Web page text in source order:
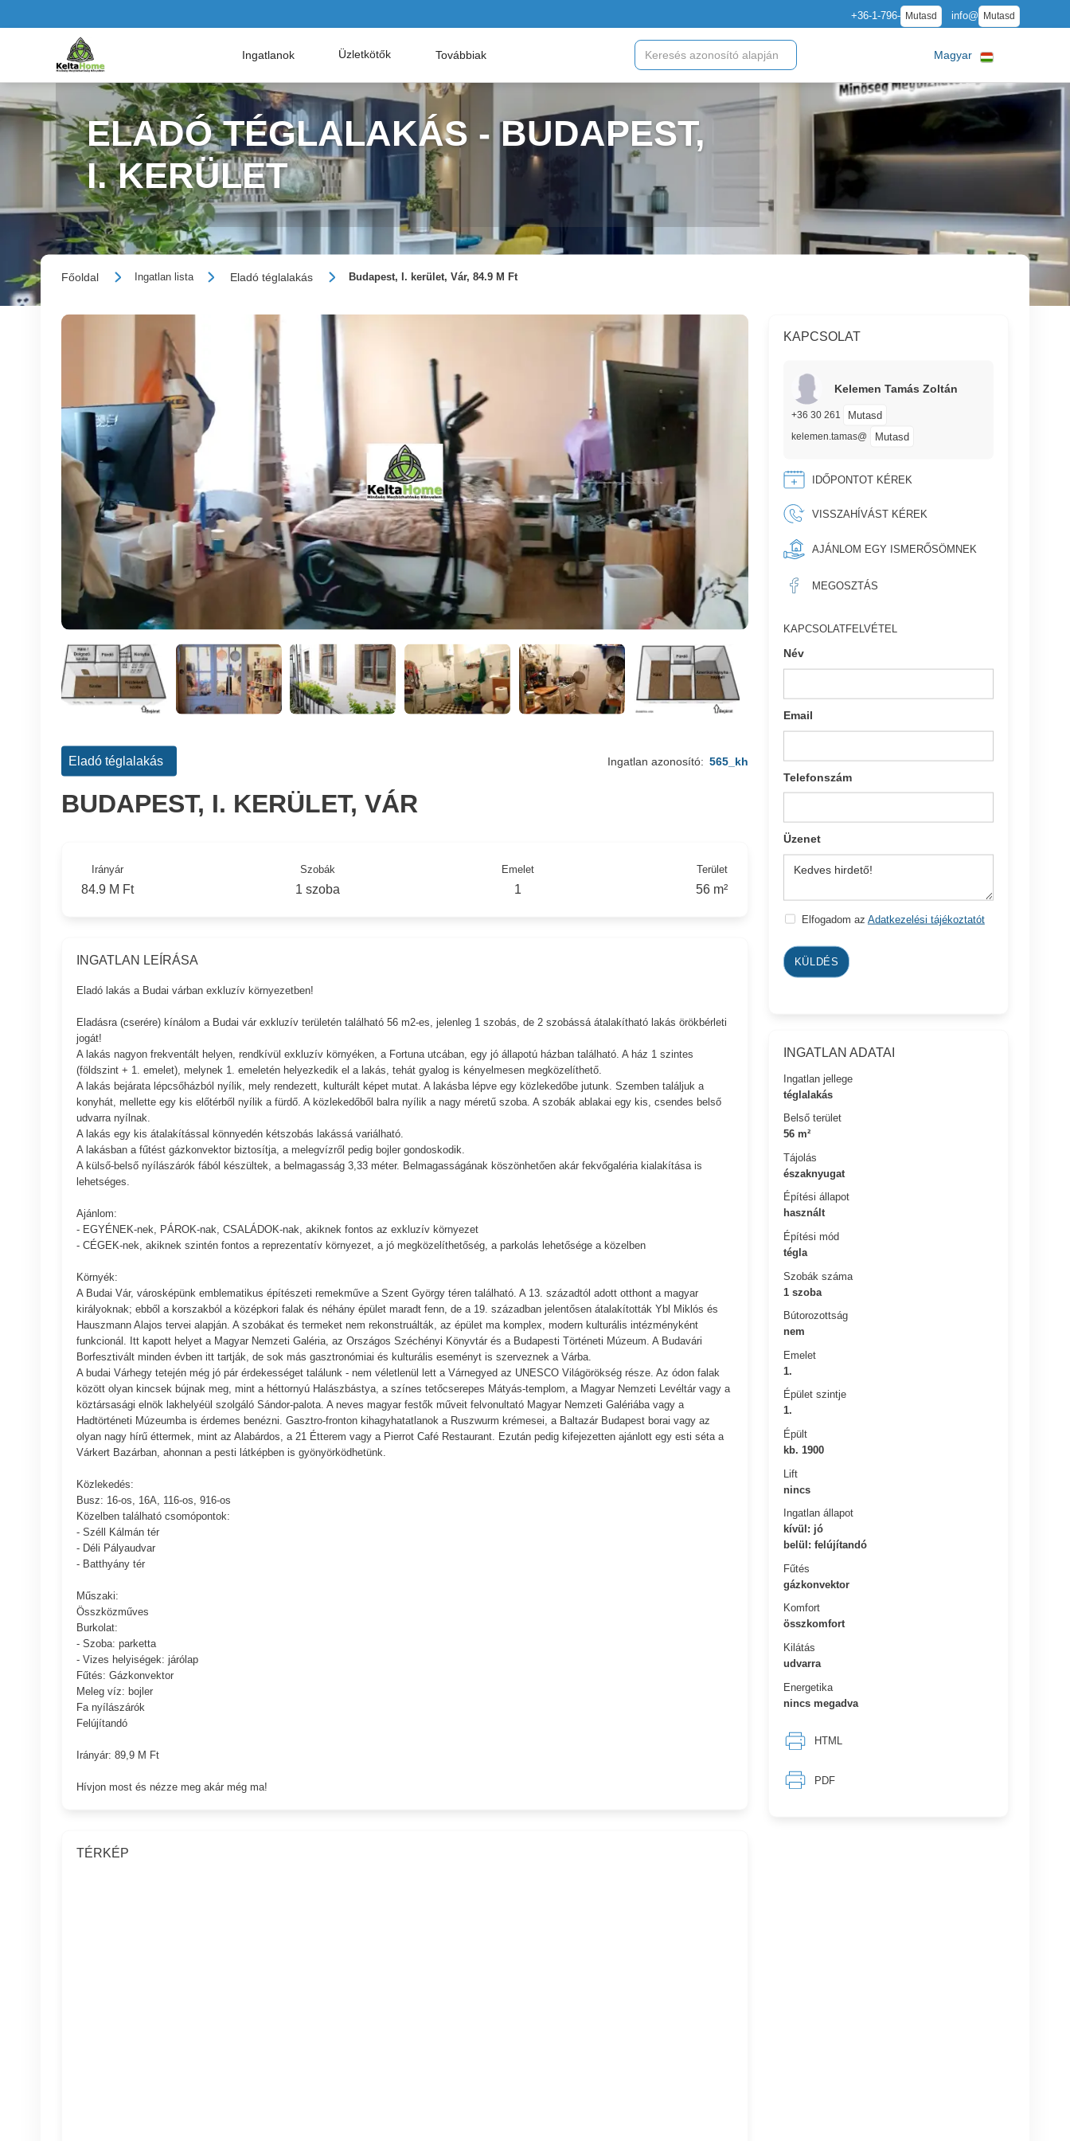
+36-1-796- Mutasd info@ Mutasd
Ingatlanok Üzletkötők Továbbiak Magyar
ELADÓ TÉGLALAKÁS - BUDAPEST,
I. KERÜLET
Főoldal Ingatlan lista Eladó téglalakás Budapest, I. kerület, Vár, 84.9 M Ft
KAPCSOLAT
Kelemen Tamás Zoltán
+36 30 261 Mutasd
kelemen.tamas@ Mutasd
IDŐPONTOT KÉREK
VISSZAHÍVÁST KÉREK
AJÁNLOM EGY ISMERŐSÖMNEK
MEGOSZTÁS
KAPCSOLATFELVÉTEL
Név
Email
Telefonszám
Üzenet
Elfogadom az Adatkezelési tájékoztatót
KÜLDÉS
INGATLAN ADATAI
Ingatlan jellege
téglalakás
Belső terület
56 m²
Tájolás
északnyugat
Építési állapot
használt
Építési mód
tégla
Szobák száma
1 szoba
Bútorozottság
nem
Emelet
1.
Épület szintje
1.
Épült
kb. 1900
Lift
nincs
Ingatlan állapot
kívül: jó
belül: felújítandó
Fűtés
gázkonvektor
Komfort
összkomfort
Kilátás
udvarra
Energetika
nincs megadva
HTML
PDF
Eladó téglalakás Ingatlan azonosító: 565_kh
BUDAPEST, I. KERÜLET, VÁR
Irányár
84.9 M Ft
Szobák
1 szoba
Emelet
1
Terület
56 m²
INGATLAN LEÍRÁSA
Eladó lakás a Budai várban exkluzív környezetben!
Eladásra (cserére) kínálom a Budai vár exkluzív területén található 56 m2-es, jelenleg 1 szobás, de 2 szobássá átalakítható lakás örökbérleti
jogát!
A lakás nagyon frekventált helyen, rendkívül exkluzív környéken, a Fortuna utcában, egy jó állapotú házban található. A ház 1 szintes
(földszint + 1. emelet), melynek 1. emeletén helyezkedik el a lakás, tehát gyalog is kényelmesen megközelíthető.
A lakás bejárata lépcsőházból nyílik, mely rendezett, kulturált képet mutat. A lakásba lépve egy közlekedőbe jutunk. Szemben találjuk a
konyhát, mellette egy kis előtérből nyílik a fürdő. A közlekedőből balra nyílik a nagy méretű szoba. A szobák ablakai egy kis, csendes belső
udvarra nyílnak.
A lakás egy kis átalakítással könnyedén kétszobás lakássá variálható.
A lakásban a fűtést gázkonvektor biztosítja, a melegvízről pedig bojler gondoskodik.
A külső-belső nyílászárók fából készültek, a belmagasság 3,33 méter. Belmagasságának köszönhetően akár fekvőgaléria kialakítása is
lehetséges.
Ajánlom:
- EGYÉNEK-nek, PÁROK-nak, CSALÁDOK-nak, akiknek fontos az exkluzív környezet
- CÉGEK-nek, akiknek szintén fontos a reprezentatív környezet, a jó megközelíthetőség, a parkolás lehetősége a közelben
Környék:
A Budai Vár, városképünk emblematikus építészeti remekműve a Szent György téren található. A 13. századtól adott otthont a magyar
királyoknak; ebből a korszakból a középkori falak és néhány épület maradt fenn, de a 19. században jelentősen átalakították Ybl Miklós és
Hauszmann Alajos tervei alapján. A szobákat és termeket nem rekonstruálták, az épület ma komplex, modern kulturális intézményként
funkcionál. Itt kapott helyet a Magyar Nemzeti Galéria, az Országos Széchényi Könyvtár és a Budapesti Történeti Múzeum. A Budavári
Borfesztivált minden évben itt tartják, de sok más gasztronómiai és kulturális eseményt is szerveznek a Várba.
A budai Várhegy tetején még jó pár érdekességet találunk - nem véletlenül lett a Várnegyed az UNESCO Világörökség része. Az ódon falak
között olyan kincsek bújnak meg, mint a héttornyú Halászbástya, a színes tetőcserepes Mátyás-templom, a Magyar Nemzeti Levéltár vagy a
köztársasági elnök lakhelyéül szolgáló Sándor-palota. A neves magyar festők műveit felvonultató Magyar Nemzeti Galériába vagy a
Hadtörténeti Múzeumba is érdemes benézni. Gasztro-fronton kihagyhatatlanok a Ruszwurm krémesei, a Baltazár Budapest borai vagy az
olyan nagy hírű éttermek, mint az Alabárdos, a 21 Étterem vagy a Pierrot Café Restaurant. Ezután pedig kifejezetten ajánlott egy esti séta a
Várkert Bazárban, ahonnan a pesti látképben is gyönyörködhetünk.
Közlekedés:
Busz: 16-os, 16A, 116-os, 916-os
Közelben található csomópontok:
- Széll Kálmán tér
- Déli Pályaudvar
- Batthyány tér
Műszaki:
Összközműves
Burkolat:
- Szoba: parketta
- Vizes helyiségek: járólap
Fűtés: Gázkonvektor
Meleg víz: bojler
Fa nyílászárók
Felújítandó
Irányár: 89,9 M Ft
Hívjon most és nézze meg akár még ma!
TÉRKÉP